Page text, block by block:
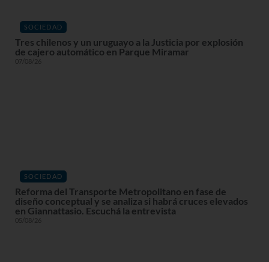
SOCIEDAD
Tres chilenos y un uruguayo a la Justicia por explosión
de cajero automático en Parque Miramar
07/08/26
SOCIEDAD
Reforma del Transporte Metropolitano en fase de
diseño conceptual y se analiza si habrá cruces elevados
en Giannattasio. Escuchá la entrevista
05/08/26